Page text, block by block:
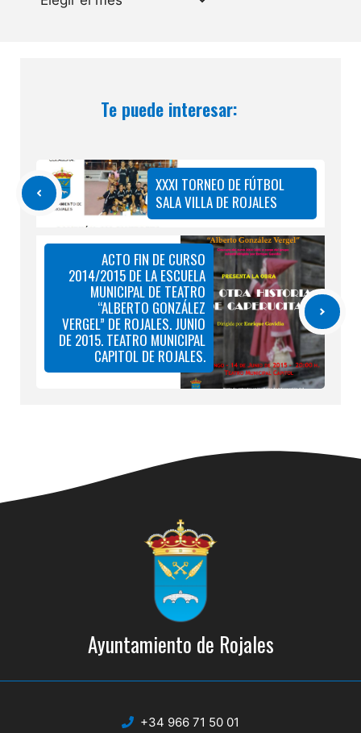
Te puede interesar:
XXXI TORNEO DE FÚTBOL
SALA VILLA DE ROJALES
ACTO FIN DE CURSO
2014/2015 DE LA ESCUELA
MUNICIPAL DE TEATRO
“ALBERTO GONZÁLEZ
VERGEL” DE ROJALES. JUNIO
DE 2015. TEATRO MUNICIPAL
CAPITOL DE ROJALES.
Ayuntamiento de Rojales
+34 966 71 50 01